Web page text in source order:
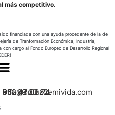
más competitivo.
financiada con una ayuda procedente de la de
de Tranformación Económica, Industria,
cargo al Fondo Europeo de Desarrollo Regional
662 47 03 74
951 99 20 62
info@oriluzdemivida.com